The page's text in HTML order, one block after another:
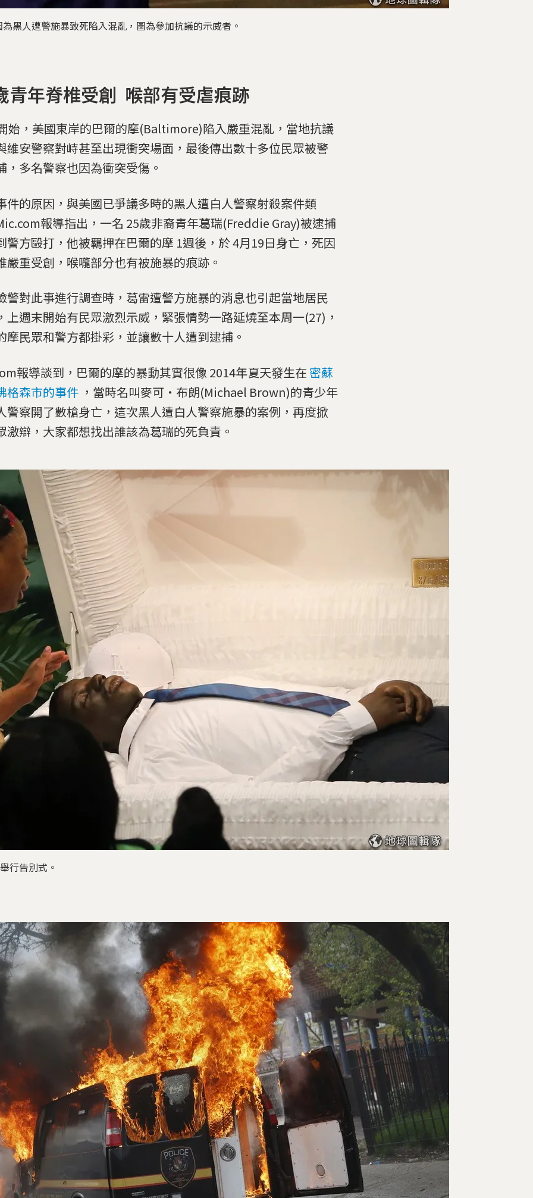
黑人遭警施暴致死陷入混亂，圖為參加抗議的示威者。
青年脊椎受創 喉部有受虐痕跡
始，美國東岸的巴爾的摩(Baltimore)陷入嚴重混亂，當地抗議
維安警察對峙甚至出現衝突場面，最後傳出數十多位民眾被警
，多名警察也因為衝突受傷。
件的原因，與美國已爭議多時的黑人遭白人警察射殺案件類
報導指出，一名 25歲非裔青年葛瑞(Freddie Gray)被逮捕
警方毆打，他被羈押在巴爾的摩 1週後，於 4月19日身亡，死因
嚴重受創，喉嚨部分也有被施暴的痕跡。
警對此事進行調查時，葛雷遭警方施暴的消息也引起當地居民
上週末開始有民眾激烈示威，緊張情勢一路延燒至本周一(27)，
摩民眾和警方都掛彩，並讓數十人遭到逮捕。
報導談到，巴爾的摩的暴動其實很像 2014年夏天發生在 密蘇
格森市的事件 ，當時名叫麥可‧布朗(Michael Brown)的青少年
警察開了數槍身亡，這次黑人遭白人警察施暴的案例，再度掀
激辯，大家都想找出誰該為葛瑞的死負責。
行告別式。